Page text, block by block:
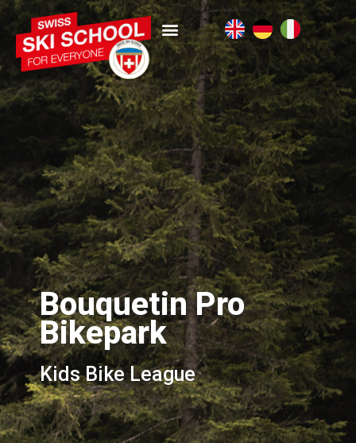
Bouquetin Pro
Bikepark
Kids Bike League